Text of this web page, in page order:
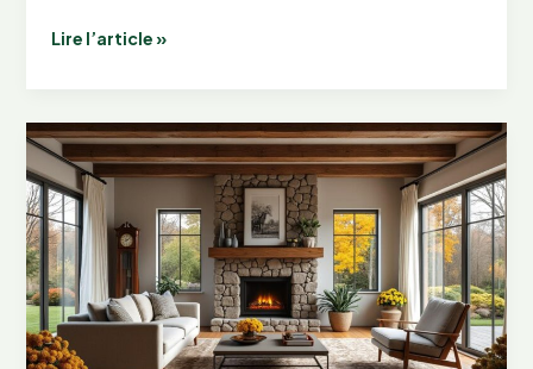
Moderniser
Maison
Ancienne
en
juin
2026
Avant-
Après
Lire l’article »